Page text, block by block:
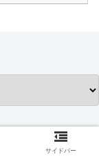
サイドバー